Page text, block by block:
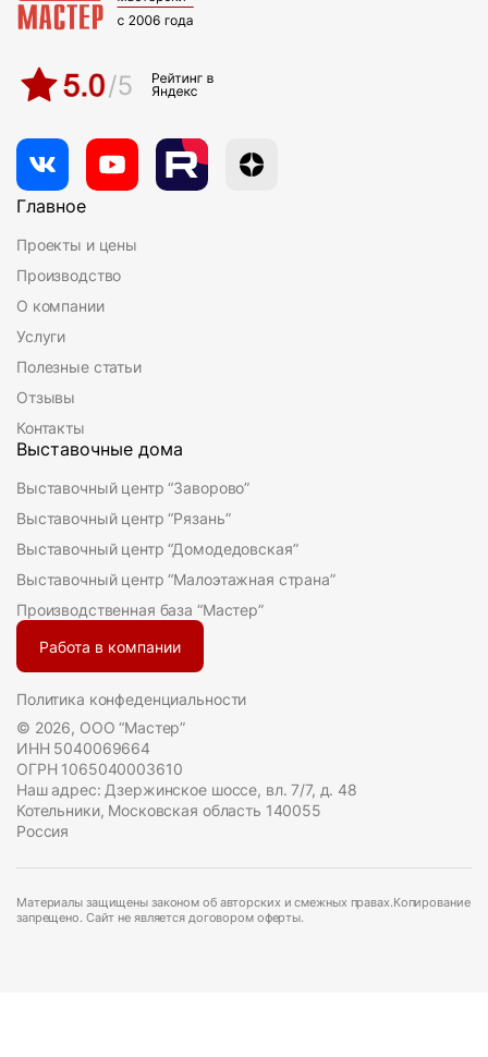
Главное
Проекты и цены
Производство
О компании
Услуги
Полезные статьи
Отзывы
Контакты
Выставочные дома
Выставочный центр “Заворово”
Выставочный центр “Рязань”
Выставочный центр “Домодедовская”
Выставочный центр “Малоэтажная страна”
Производственная база “Мастер”
Работа в компании
Политика конфеденциальности
© 2026, ООО “Мастер”
ИНН 5040069664
ОГРН 1065040003610
Наш адрес: Дзержинское шоссе, вл. 7/7, д. 48
Котельники, Московская область 140055
Россия
Материалы защищены законом об авторских и смежных правах.Копирование
запрещено. Сайт не является договором оферты.